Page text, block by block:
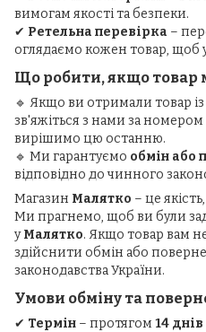
вимогам якості та безпеки.
✔ Ретельна перевірка –
оглядаємо кожен товар, щоб
Що робити, якщо товар
🔹 Якщо ви отримали товар
зв'яжіться з нами за номером
вирішимо цю останню.
🔹 Ми гарантуємо обмін або
відповідно до чинного
Магазин Малятко – це
Ми прагнемо, щоб ви були
уМалятко. Якщо товар вам
здійснити обмін або
законодавства України.
Умови обміну та
✔ Термін – протягом 14 днів